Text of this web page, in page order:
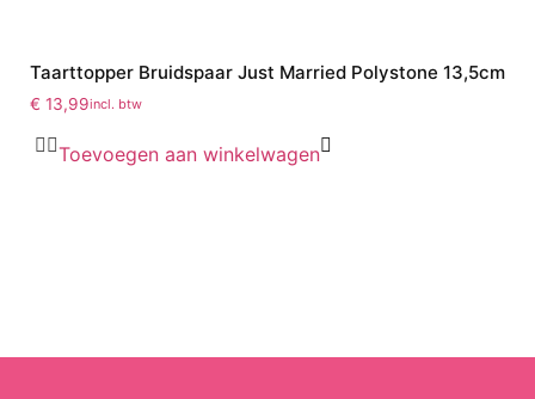
Taarttopper Bruidspaar Just Married Polystone 13,5cm
€ 13,99incl. btw
Toevoegen aan winkelwagen